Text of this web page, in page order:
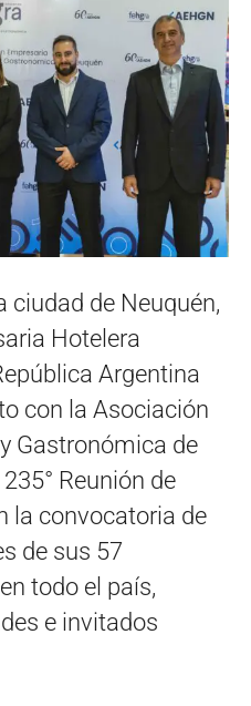
ciudad de Neuquén,
Hotelera
Argentina
con la Asociación
Gastronómica de
Reunión de
la convocatoria de
de sus 57
todo el país,
e invitados